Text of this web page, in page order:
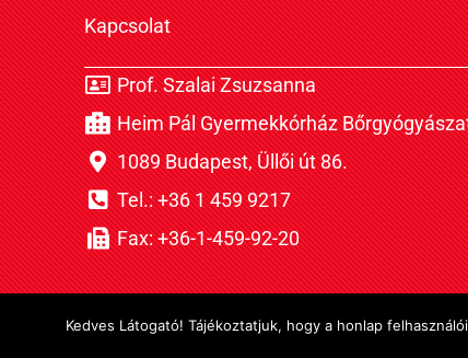
Kapcsolat
Prof. Szalai Zsuzsanna
Heim Pál Gyermekkórház
1089 Budapest, Üllői út 86.
Tel.: +36 1 459 9217
Fax: +36-1-459-92-20
Kedves Látogató! Tájékoztatjuk, hogy a honlap